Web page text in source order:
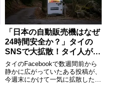
「日本の自動販売機はなぜ
24時間安全か？」タイの
SNSで大拡散！タイ人が羨
む日本社会の信頼感
タイのFacebookで数週間前から
静かに広がっていたある投稿が、
今週末にかけて一気に拡散した。